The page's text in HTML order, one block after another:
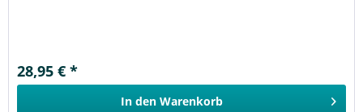
28,95 € *
In den Warenkorb